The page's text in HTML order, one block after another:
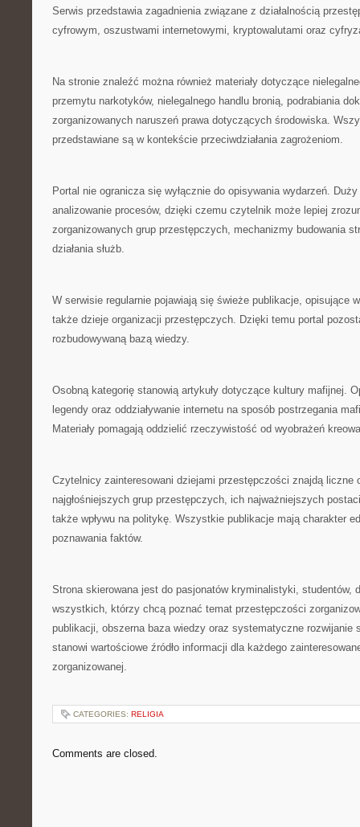
Serwis przedstawia zagadnienia związane z działalnością
cyfrowym, oszustwami internetowymi, kryptowalutami oraz
Na stronie znaleźć można również materiały dotyczące
przemytu narkotyków, nielegalnego handlu bronią, podrabiania
zorganizowanych naruszeń prawa dotyczących środowiska.
przedstawiane są w kontekście przeciwdziałania zagrożeniom.
Portal nie ogranicza się wyłącznie do opisywania wydarzeń.
analizowanie procesów, dzięki czemu czytelnik może lepiej
zorganizowanych grup przestępczych, mechanizmy budowania
działania służb.
W serwisie regularnie pojawiają się świeże publikacje, opisujące
także dzieje organizacji przestępczych. Dzięki temu portal
rozbudowywaną bazą wiedzy.
Osobną kategorię stanowią artykuły dotyczące kultury mafijnej.
legendy oraz oddziaływanie internetu na sposób postrzegania
Materiały pomagają oddzielić rzeczywistość od wyobrażeń
Czytelnicy zainteresowani dziejami przestępczości znajdą liczne
najgłośniejszych grup przestępczych, ich najważniejszych
także wpływu na politykę. Wszystkie publikacje mają charakter
poznawania faktów.
Strona skierowana jest do pasjonatów kryminalistyki, studentów,
wszystkich, którzy chcą poznać temat przestępczości
publikacji, obszerna baza wiedzy oraz systematyczne rozwijanie
stanowi wartościowe źródło informacji dla każdego
zorganizowanej.
CATEGORIES: RELIGIA
Comments are closed.